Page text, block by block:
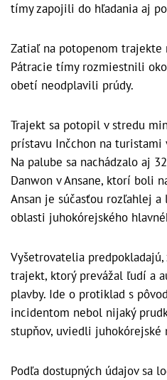
tímy zapojili do hľadania aj
Zatiaľ na potopenom trajekte
Pátracie tímy rozmiestnili
obetí neodplavili prúdy.
Trajekt sa potopil v stredu
prístavu Inčchon na turistami
Na palube sa nachádzalo aj
Danwon v Ansane, ktorí boli
Ansan je súčasťou rozľahlej
oblasti juhokórejského
Vyšetrovatelia
trajekt, ktorý prevážal ľudí a
plavby. Ide o protiklad s
incidentom nebol nijaký
stupňov, uviedli juhokórejské
Podľa dostupných údajov sa